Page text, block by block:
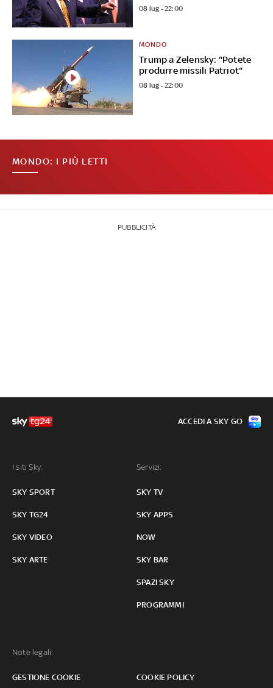
08 lug - 22:00
Trump a Zelensky: "Potete
produrre missili Patriot"
MONDO
08 lug - 22:00
MONDO: I PIÙ LETTI
PUBBLICITÀ
I siti Sky:
SKY SPORT
SKY TG24
SKY VIDEO
SKY ARTE
Servizi:
SKY TV
SKY APPS
NOW
SKY BAR
SPAZI SKY
PROGRAMMI
Note legali:
GESTIONE COOKIE COOKIE POLICY
ACCEDI A SKY GO